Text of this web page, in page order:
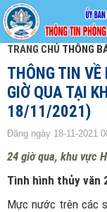
TRANG CHỦ THÔNG
THÔNG TIN
GIỜ QUA TẠI
18/11/2021)
Đăng ngày 18-11-2021
24 giờ qua, khu vực
Tình hình thủy văn
Mực nước trên các